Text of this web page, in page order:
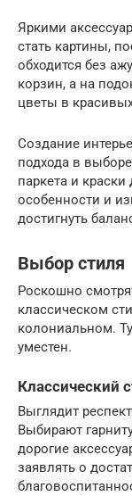
Яркими
стать картины,
обходится без
корзин, а на
цветы в
Создание
подхода в
паркета и
особенности и
достигнуть
Выбор стиля
Роскошно
классическом
колониальном.
уместен.
Классический
Выглядит
Выбирают
дорогие
заявлять о